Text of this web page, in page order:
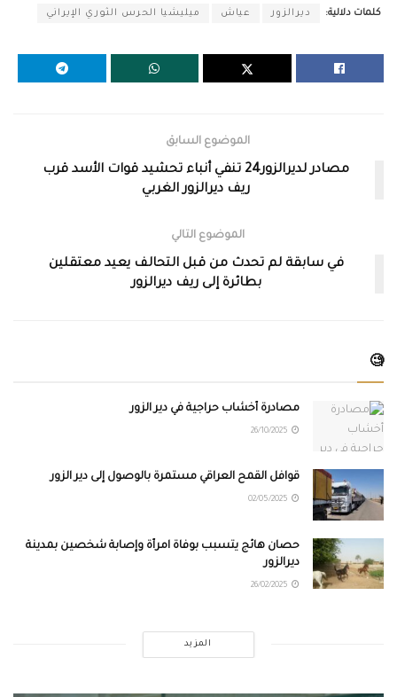
كلمات دلالية: ديرالزور عياش ميليشيا الحرس الثوري الإيراني
الموضوع السابق
مصادر لديرالزور24 تنفي أنباء تحشيد قوات الأسد قرب
ريف ديرالزور الغربي
الموضوع التالي
في سابقة لم تحدث من قبل التحالف يعيد معتقلين
بطائرة إلى ريف ديرالزور
🧐
مصادرة أخشاب حراجية في دير الزور
قوافل القمح العراقي مستمرة بالوصول إلى دير الزور
حصان هائج يتسبب بوفاة امرأة وإصابة شخصين بمدينة
ديرالزور
المزيد